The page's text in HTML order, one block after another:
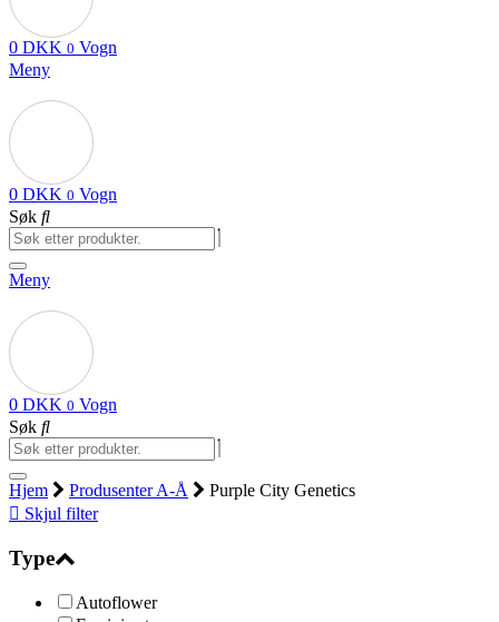
0 DKK 0 Vogn
Meny
0 DKK 0 Vogn
Søk
Meny
0 DKK 0 Vogn
Søk
Hjem Produsenter A-Å
Purple City Genetics
Skjul filter
Type
Autoflower